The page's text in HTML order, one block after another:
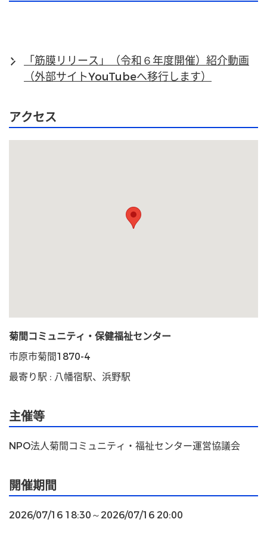
「筋膜リリース」（令和６年度開催）紹介動画
（外部サイトYouTubeへ移行します）
アクセス
菊間コミュニティ・保健福祉センター
市原市菊間1870-4
最寄り駅 : 八幡宿駅、浜野駅
主催等
NPO法人菊間コミュニティ・福祉センター運営協議会
開催期間
2026/07/16 18:30～2026/07/16 20:00